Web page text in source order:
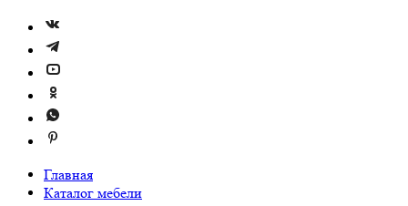
Главная
Каталог мебели